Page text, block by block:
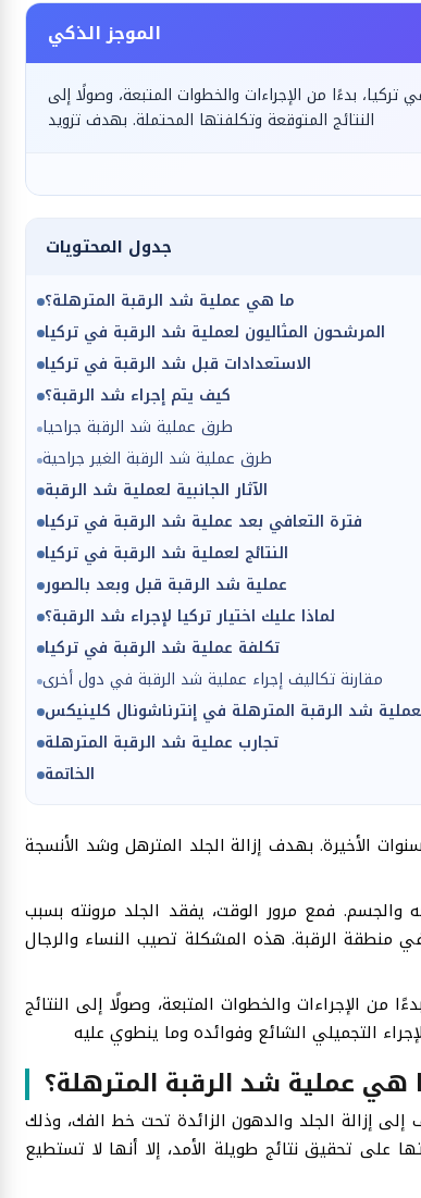
الموجز الذكي
بدءًا من الإجراءات والخطوات المتبعة، وصولًا إلى
النتائج المتوقعة وتكلفتها المحتملة. بهدف تزويد
جدول المحتويات
ما هي عملية شد الرقبة المترهلة؟
المرشحون المثاليون لعملية شد الرقبة في تركيا
الاستعدادات قبل شد الرقبة في تركيا
كيف يتم إجراء شد الرقبة؟
طرق عملية شد الرقبة جراحيا
طرق عملية شد الرقبة الغير جراحية
الآثار الجانبية لعملية شد الرقبة
فترة التعافي بعد عملية شد الرقبة في تركيا
النتائج لعملية شد الرقبة في تركيا
عملية شد الرقبة قبل وبعد بالصور
لماذا عليك اختيار تركيا لإجراء شد الرقبة؟
تكلفة عملية شد الرقبة في تركيا
مقارنة تكاليف إجراء عملية شد الرقبة في دول أخرى
شد الرقبة المترهلة في إنترناشونال كلينيكس
تجارب عملية شد الرقبة المترهلة
الخاتمة
الأخيرة. بهدف إزالة الجلد المترهل وشد الأنسجة
والجسم. فمع مرور الوقت، يفقد الجلد مرونته بسبب
منطقة الرقبة. هذه المشكلة تصيب النساء والرجال
الإجراءات والخطوات المتبعة، وصولًا إلى النتائج
هي عملية شد الرقبة المترهلة؟
إزالة الجلد والدهون الزائدة تحت خط الفك، وذلك
على تحقيق نتائج طويلة الأمد، إلا أنها لا تستطيع